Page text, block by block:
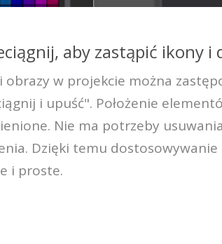
aby zastąpić ikony i
obrazy w projekcie można
i upuść". Położenie
Nie ma potrzeby
Dzięki temu
i proste.